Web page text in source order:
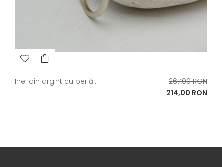
Inel din argint cu perlă...
Pret
de
267,00 RON
Pret
214,00 RON